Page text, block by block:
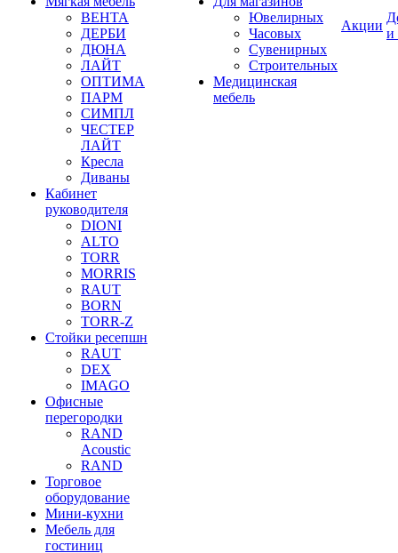
ВЕНТА
ДЕРБИ
ДЮНА
ЛАЙТ
ОПТИМА
ПАРМ
СИМПЛ
ЧЕСТЕР
ЛАЙТ
Кресла
Диваны
Кабинет
руководителя
DIONI
ALTO
TORR
MORRIS
RAUT
BORN
TORR-Z
Стойки ресепшн
RAUT
DEX
IMAGO
Офисные
перегородки
RAND
Acoustic
RAND
Торговое
оборудование
Мини-кухни
Мебель для
гостиниц
Ювелирных
Часовых
Сувенирных
Строительных
Медицинская
мебель
Акции
и